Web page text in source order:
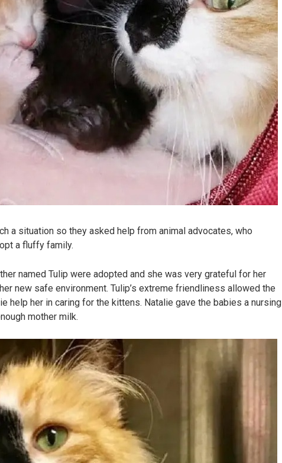
a situation so they asked help from animal advocates, who
a fluffy family.
named Tulip were adopted and she was very grateful for her
new safe environment. Tulip’s extreme friendliness allowed the
help her in caring for the kittens. Natalie gave the babies a nursing
mother milk.